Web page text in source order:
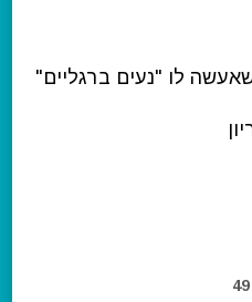
לו "נעים ברגליים"